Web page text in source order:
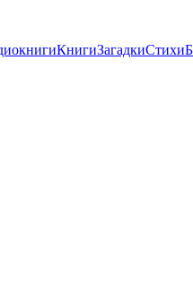
КнигиЗагадкиСтихи